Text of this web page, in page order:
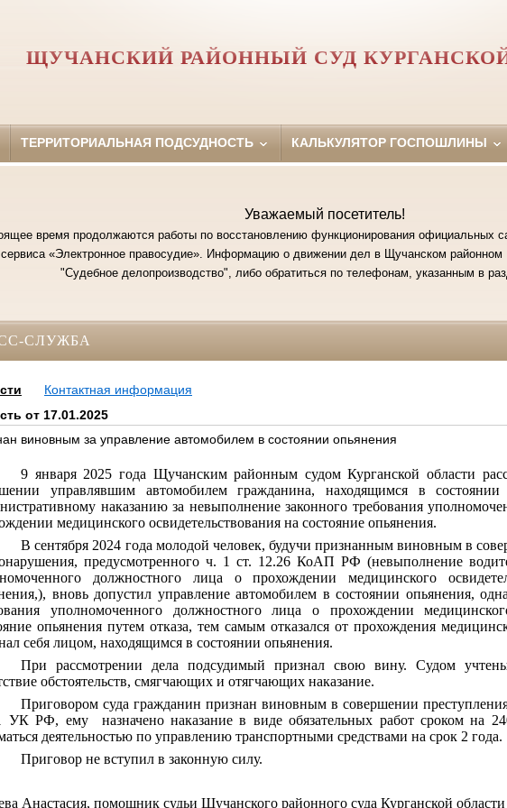
ЩУЧАНСКИЙ РАЙОННЫЙ СУД
ТЕРРИТОРИАЛЬНАЯ ПОДСУДНОСТЬ КАЛЬКУЛЯТОР ГОСПОШЛИНЫ
Уважаемый посетитель!
время продолжаются работы по восстановлению функционирования официальных
«Электронное правосудие». Информацию о движении дел в Щучанском
"Судебное делопроизводство", либо обратиться по телефонам, указанным в
СЛУЖБА
Контактная информация
от 17.01.2025
виновным за управление автомобилем в состоянии опьянения
9 января 2025 года Щучанским районным судом Курганской области
управлявшим автомобилем гражданина, находящимся в состоянии
наказанию за невыполнение законного требования
медицинского освидетельствования на состояние опьянения.
В сентября 2024 года молодой человек, будучи признанным виновным в
предусмотренного ч. 1 ст. 12.26 КоАП РФ (невыполнение
должностного лица о прохождении медицинского
вновь допустил управление автомобилем в состоянии опьянения,
уполномоченного должностного лица о прохождении
опьянения путем отказа, тем самым отказался от прохождения
себя лицом, находящимся в состоянии опьянения.
При рассмотрении дела подсудимый признал свою вину. Судом учтены
обстоятельств, смягчающих и отягчающих наказание.
Приговором суда гражданин признан виновным в совершении
УК РФ, ему
назначено наказание в виде обязательных работ сроком на
деятельностью по управлению транспортными средствами на срок 2 года.
Приговор не вступил в законную силу.
Анастасия, помощник судьи Щучанского районного суда Курганской области